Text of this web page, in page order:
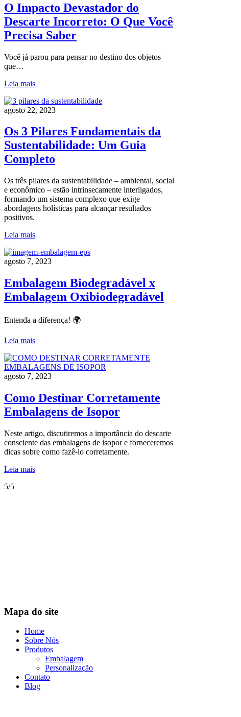
O Impacto Devastador do
Descarte Incorreto: O Que Você
Precisa Saber
Você já parou para pensar no destino dos objetos
que…
Leia mais
agosto 22, 2023
Os 3 Pilares Fundamentais da
Sustentabilidade: Um Guia
Completo
Os três pilares da sustentabilidade – ambiental, social
e econômico – estão intrinsecamente interligados,
formando um sistema complexo que exige
abordagens holísticas para alcançar resultados
positivos.
Leia mais
agosto 7, 2023
Embalagem Biodegradável x
Embalagem Oxibiodegradável
Entenda a diferença! 🌍
Leia mais
agosto 7, 2023
Como Destinar Corretamente
Embalagens de Isopor
Neste artigo, discutiremos a importância do descarte
consciente das embalagens de isopor e forneceremos
dicas sobre como fazê-lo corretamente.
Leia mais
5/5
Mapa do site
Home
Sobre Nós
Produtos
Embalagem
Personalização
Contato
Blog